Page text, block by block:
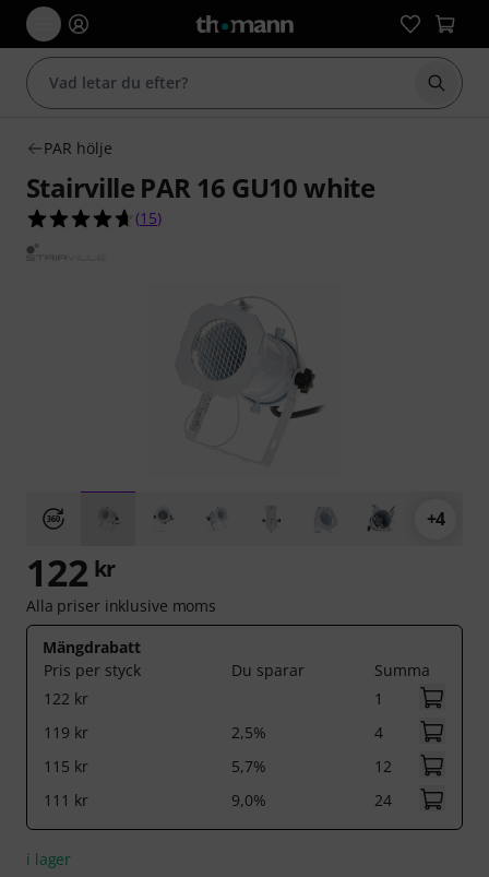
Börja
PAR hölje
Stairville PAR 16 GU10 white
4.7 av 5 stjärnor från 15 kundbetyg
(15)
+4
122 kr
Alla priser inklusive moms
Mängdrabatt
Pris per styck
Du sparar
Summa
122 kr
1
119 kr
2,5%
4
115 kr
5,7%
12
111 kr
9,0% 24
i lager